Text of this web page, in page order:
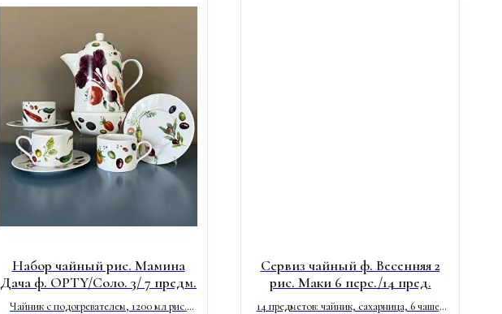
Набор чайный рис. Мамина
Дача ф. OPTY/Соло. 3/ 7 предм.
Чайник с подогревателем, 1200 мл рис.
Сервиз чайный ф. Весенняя 2
рис. Маки 6 перс./14 пред.
14 предметов: чайник, сахарница, 6 чашек